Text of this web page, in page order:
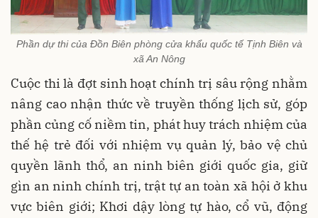
Phần dự thi của Đồn Biên phòng cửa khẩu quốc tế Tịnh Biên và
xã An Nông
Cuộc thi là đợt sinh hoạt chính trị sâu rộng nhằm
nâng cao nhận thức về truyền thống lịch sử, góp
phần củng cố niềm tin, phát huy trách nhiệm của
thế hệ trẻ đối với nhiệm vụ quản lý, bảo vệ chủ
quyền lãnh thổ, an ninh biên giới quốc gia, giữ
gìn an ninh chính trị, trật tự an toàn xã hội ở khu
vực biên giới; Khơi dậy lòng tự hào, cổ vũ, động